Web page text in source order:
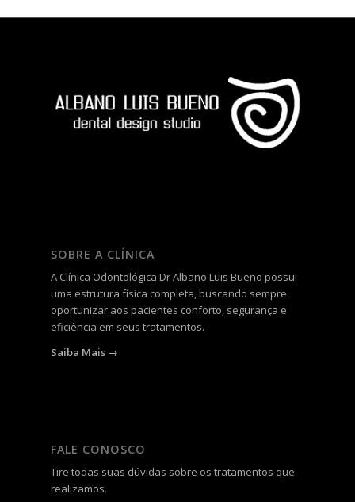
SOBRE A CLÍNICA
A Clínica Odontológica Dr Albano Luis Bueno possui
uma estrutura física completa, buscando sempre
oportunizar aos pacientes conforto, segurança e
eficiência em seus tratamentos.
Saiba Mais →
FALE CONOSCO
Tire todas suas dúvidas sobre os tratamentos que
realizamos.